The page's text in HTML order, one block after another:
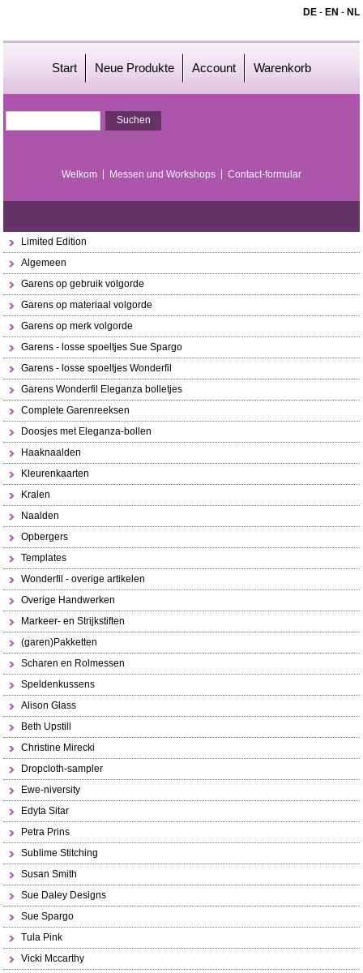
DE- EN - NL
Start Neue Produkte Account Warenkorb
Welkom Messen und Workshops Contact-formular
Limited Edition
Algemeen
Garens op gebruik volgorde
Garens op materiaal volgorde
Garens op merk volgorde
Garens - losse spoeltjes Sue Spargo
Garens - losse spoeltjes Wonderfil
Garens Wonderfil Eleganza bolletjes
Complete Garenreeksen
Doosjes met Eleganza-bollen
Haaknaalden
Kleurenkaarten
Kralen
Naalden
Opbergers
Templates
Wonderfil - overige artikelen
Overige Handwerken
Markeer- en Strijkstiften
(garen)Pakketten
Scharen en Rolmessen
Speldenkussens
Alison Glass
Beth Upstill
Christine Mirecki
Dropcloth-sampler
Ewe-niversity
Edyta Sitar
Petra Prins
Sublime Stitching
Susan Smith
Sue Daley Designs
Sue Spargo
Tula Pink
Vicki Mccarthy